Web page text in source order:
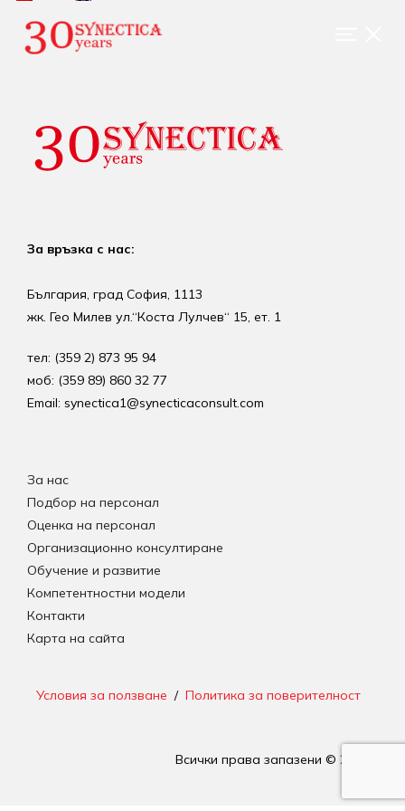
За връзка с нас:
България, град София, 1113
жк. Гео Милев ул.“Коста Лулчев“ 15, ет. 1
тел: (359 2) 873 95 94
моб: (359 89) 860 32 77
Email: synectica1@synecticaconsult.com
За нас
Подбор на персонал
Оценка на персонал
Организационно консултиране
Обучение и развитие
Компетентностни модели
Контакти
Карта на сайта
Условия за ползване / Политика за поверителност
Всички права запазени © 2026